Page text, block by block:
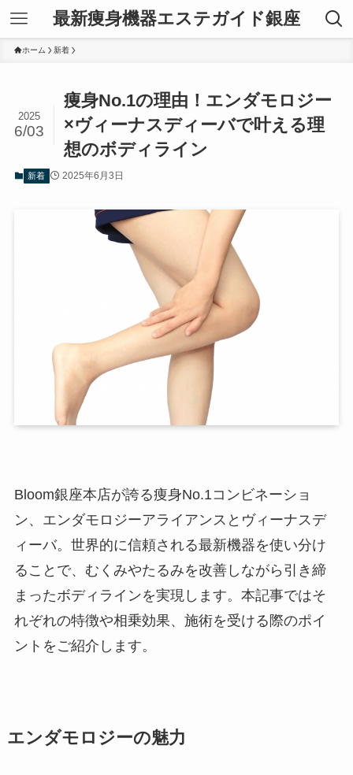
最新痩身機器エステガイド銀座
ホーム 新着
痩身No.1の理由！エンダモロジー
×ヴィーナスディーバで叶える理
想のボディライン
2025
6/03
新着 2025年6月3日
Bloom銀座本店が誇る痩身No.1コンビネーショ
ン、エンダモロジーアライアンスとヴィーナスデ
ィーバ。世界的に信頼される最新機器を使い分け
ることで、むくみやたるみを改善しながら引き締
まったボディラインを実現します。本記事ではそ
れぞれの特徴や相乗効果、施術を受ける際のポイ
ントをご紹介します。
エンダモロジーの魅力